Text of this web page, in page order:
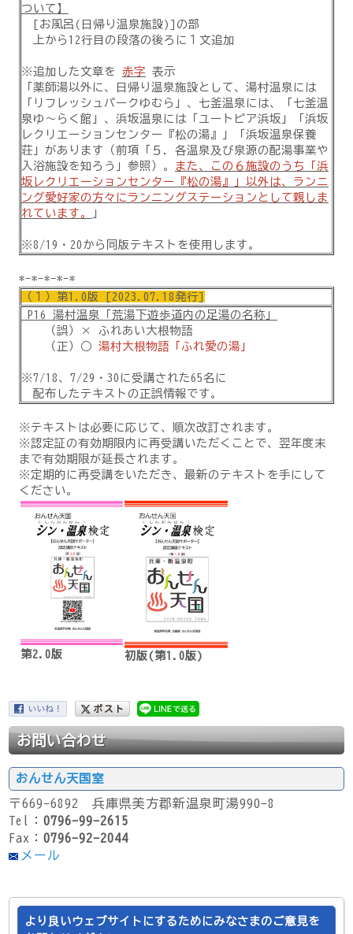
ついて】
[お風呂(日帰り温泉施設)]の部
上から12行目の段落の後ろに１文追加
※追加した文章を 赤字 表示
「薬師湯以外に、日帰り温泉施設として、湯村温泉には
「リフレッシュパークゆむら」、七釜温泉には、「七釜温
泉ゆ～らく館」、浜坂温泉には「ユートピア浜坂」「浜坂
レクリエーションセンター『松の湯』」「浜坂温泉保養
荘」があります（前項「５．各温泉及び泉源の配湯事業や
入浴施設を知ろう」参照）。 また、この６施設のうち「浜
坂レクリエーションセンター『松の湯』」以外は、ランニ
ング愛好家の方々にランニングステーションとして親しま
れています。
」
※8/19・20から同版テキストを使用します。
*-*-*-*-*
（１）第1.0版 [2023.07.18発行]
P16 湯村温泉「荒湯下遊歩道内の足湯の名称」
（誤）× ふれあい大根物語
（正）○ 湯村大根物語「ふれ愛の湯」
※7/18、7/29・30に受講された65名に
配布したテキストの正誤情報です。
※テキストは必要に応じて、順次改訂されます。
※認定証の有効期限内に再受講いただくことで、翌年度末
まで有効期限が延長されます。
※定期的に再受講をいただき、最新のテキストを手にして
ください。
第2.0版 初版(第1.0版)
お問い合わせ
おんせん天国室
〒669-6892 兵庫県美方郡新温泉町湯990-8
Tel：0796-99-2615
Fax：0796-92-2044
メール
より良いウェブサイトにするためにみなさまのご意見を